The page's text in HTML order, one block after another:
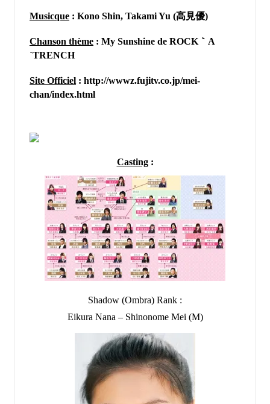
Musicque : Kono Shin, Takami Yu (高見優)
Chanson thème : My Sunshine de ROCK｀A
´TRENCH
Site Officiel : http://wwwz.fujitv.co.jp/mei-
chan/index.html
Casting:
Shadow (Ombra) Rank :
Eikura Nana – Shinonome Mei (M)